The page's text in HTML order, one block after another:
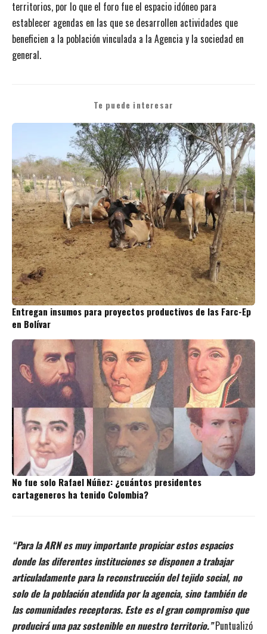
territorios, por lo que el foro fue el espacio idóneo para
establecer agendas en las que se desarrollen actividades que
beneficien a la población vinculada a la Agencia y la sociedad en
general.
Te puede interesar
Entregan insumos para proyectos productivos de las Farc-Ep
en Bolívar
No fue solo Rafael Núñez: ¿cuántos presidentes
cartageneros ha tenido Colombia?
“Para la ARN es muy importante propiciar estos espacios
donde las diferentes instituciones se disponen a trabajar
articuladamente para la reconstrucción del tejido social, no
solo de la población atendida por la agencia, sino también de
las comunidades receptoras. Este es el gran compromiso que
producirá una paz sostenible en nuestro territorio.”Puntualizó